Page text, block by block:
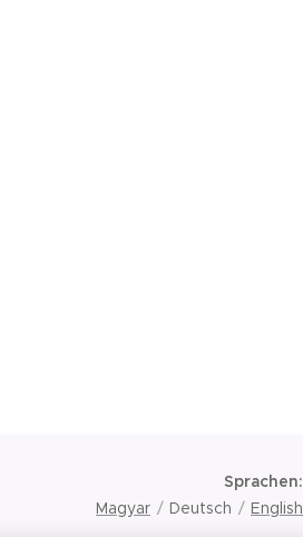
Sprachen
Magyar
Deutsch English